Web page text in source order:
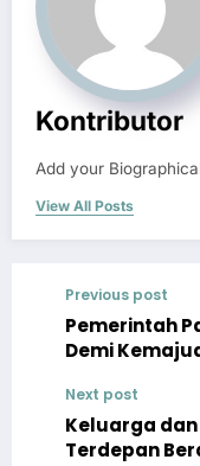
Kontributor
Add your
View All Posts
Previous post
Pemerintah
Demi
Next post
Keluarga
Terdepan